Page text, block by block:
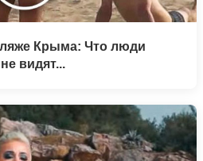
Крыма: Что люди
видят...